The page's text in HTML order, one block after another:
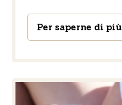
Per saperne di più